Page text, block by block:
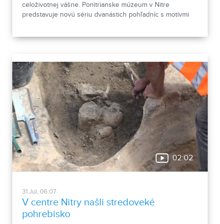
celoživotnej vášne. Ponitrianske múzeum v Nitre
predstavuje novú sériu dvanástich pohľadníc s motívmi
odchode.
02:02
31.Jul, 06:07
V centre Nitry našli stredoveké
pohrebisko